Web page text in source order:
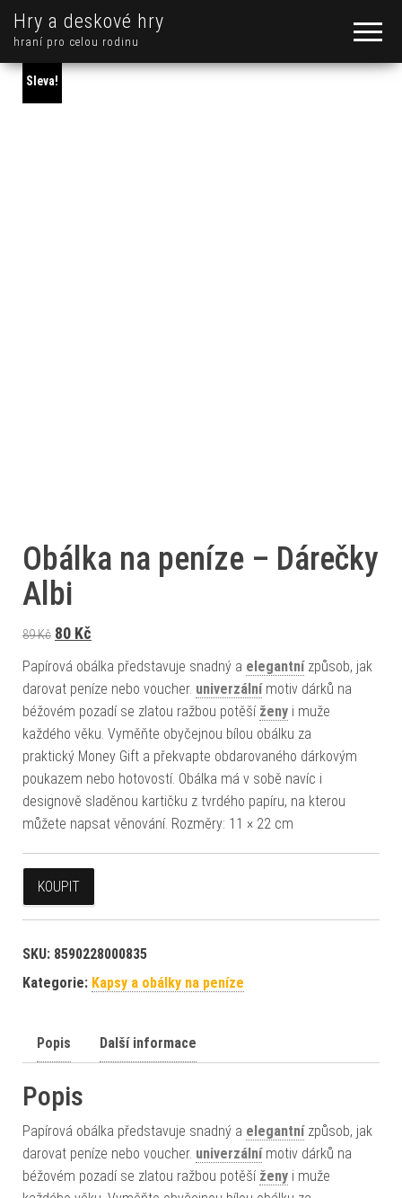
Hry a deskové hry
hraní pro celou rodinu
Sleva!
Obálka na peníze – Dárečky
Albi
89Kč Původní cena byla: 89 Kč.
80 Kč
Papírová obálka představuje snadný a elegantnízpůsob, jak
darovat peníze nebo voucher. univerzálnímotiv dárků na
béžovém pozadí se zlatou ražbou potěší ženy i muže
každého věku. Vyměňte obyčejnou bílou obálku za
praktický Money Gift a překvapte obdarovaného dárkovým
poukazem nebo hotovostí. Obálka má v sobě navíc i
designově sladěnou kartičku z tvrdého papíru, na kterou
můžete napsat věnování. Rozměry: 11 × 22 cm
KOUPIT
SKU: 8590228000835
Kategorie: Kapsy a obálky na peníze
Popis Další informace
Popis
Papírová obálka představuje snadný a elegantnízpůsob, jak
darovat peníze nebo voucher. univerzálnímotiv dárků na
béžovém pozadí se zlatou ražbou potěší ženy i muže